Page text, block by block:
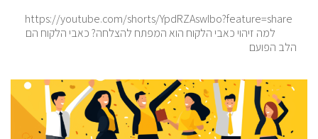
https://youtube.com/shorts/YpdRZAswIbo?feature=share
למה זיהוי כאבי הלקוח הוא המפתח להצלחה? כאבי הלקוח הם
הלב הפועם